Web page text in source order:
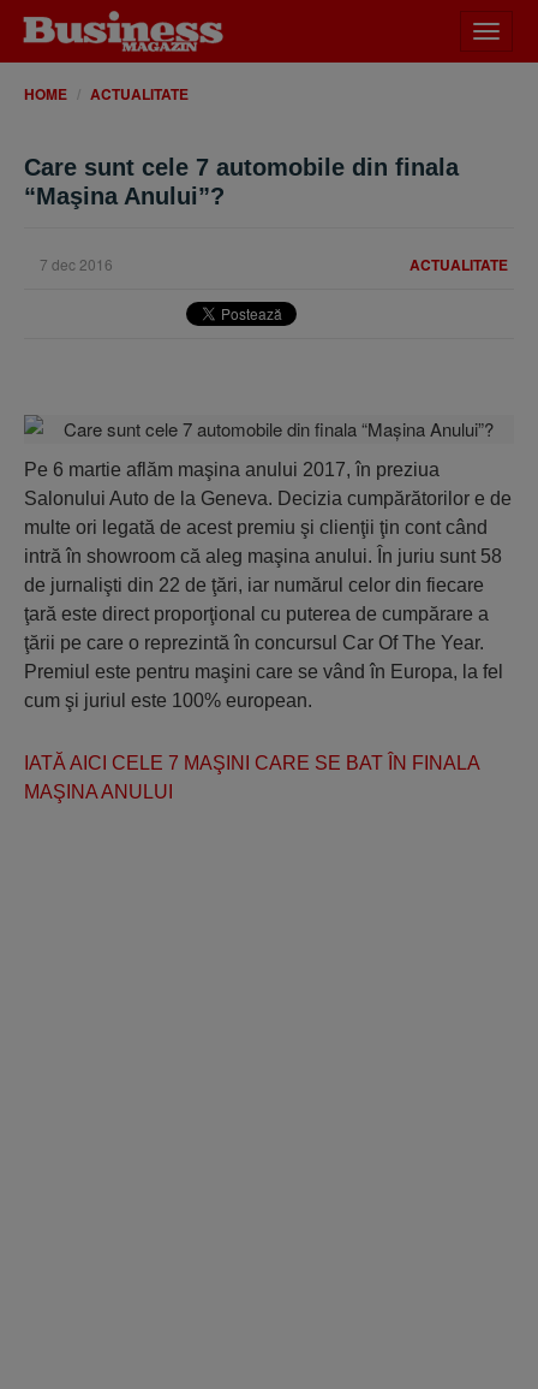
meniu
HOME ACTUALITATE
Care sunt cele 7 automobile din finala
“Maşina Anului”?
ACTUALITATE
7 dec 2016
Pe 6 martie aflăm maşina anului 2017, în preziua
Salonului Auto de la Geneva. Decizia cumpărătorilor e de
multe ori legată de acest premiu şi clienţii ţin cont când
intră în showroom că aleg maşina anului. În juriu sunt 58
de jurnalişti din 22 de ţări, iar numărul celor din fiecare
ţară este direct proporţional cu puterea de cumpărare a
ţării pe care o reprezintă în concursul Car Of The Year.
Premiul este pentru maşini care se vând în Europa, la fel
cum şi juriul este 100% european.
IATĂ AICI CELE 7 MAŞINI CARE SE BAT ÎN FINALA
MAŞINA ANULUI